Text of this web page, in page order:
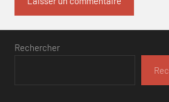
Rechercher